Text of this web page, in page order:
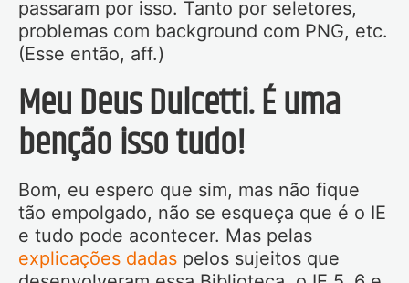
passaram por isso. Tanto por seletores,
problemas com background com PNG, etc.
(Esse então, aff.)
Meu Deus Dulcetti. É uma
benção isso tudo!
Bom, eu espero que sim, mas não fique
tão empolgado, não se esqueça que é o IE
e tudo pode acontecer. Mas pelas
explicações dadas pelos sujeitos que